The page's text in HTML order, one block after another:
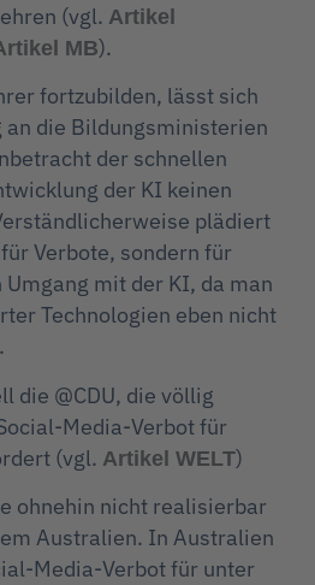
(vgl. Artikel
MB).
fortzubilden, lässt sich
die Bildungsministerien
der schnellen
der KI keinen
plädiert
Verbote, sondern für
mit der KI, da man
Technologien eben nicht
die @CDU, die völlig
Media-Verbot für
(vgl. Artikel WELT)
ohnehin nicht realisierbar
Australien. In Australien
Media-Verbot für unter